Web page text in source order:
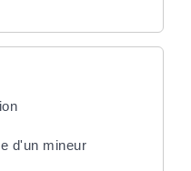
d'un mineur